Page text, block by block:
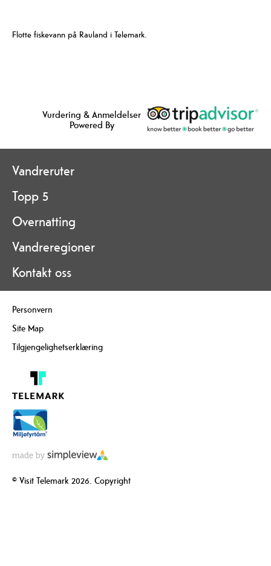
Flotte fiskevann på Rauland i Telemark.
Vurdering & Anmeldelser
Powered By
Vandreruter
Topp 5
Overnatting
Vandreregioner
Kontakt oss
Personvern
Site Map
Tilgjengelighetserklæring
© Visit Telemark 2026. Copyright